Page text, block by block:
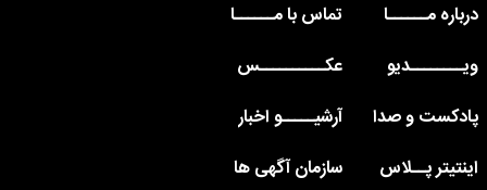
درباره مــــــا
تماس با مــــــا
ویــــــــدیو
عکــــــــــس
پادکست و صدا
آرشیـــــو اخبار
اینتیتر پــلاس
سازمان آگهی ها